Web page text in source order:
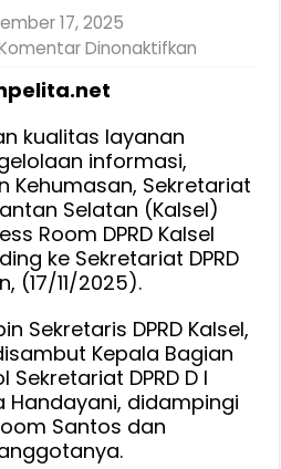
17, 2025
Dinonaktifkan
Informasi
Setwan
bersama
DPRD
Kalsel
Kaji
Banding
kualitas layanan
informasi,
Kehumasan, Sekretariat
Selatan (Kalsel)
Room DPRD Kalsel
ke Sekretariat DPRD
(17/11/2025).
Sekretaris DPRD Kalsel,
Kepala Bagian
DPRD D I
Handayani, didampingi
Santos dan